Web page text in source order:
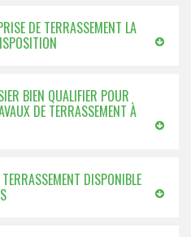
DE TERRASSEMENT LA
BIEN QUALIFIER POUR
DE TERRASSEMENT À
DISPONIBLE